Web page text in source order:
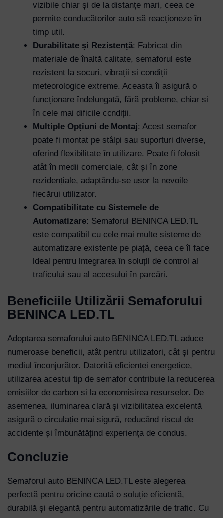
vizibile chiar și de la distanțe mari, ceea ce
permite conducătorilor auto să reacționeze în
timp util.
Durabilitate și Rezistență: Fabricat din
materiale de înaltă calitate, semaforul este
rezistent la șocuri, vibrații și condiții
meteorologice extreme. Aceasta îi asigură o
funcționare îndelungată, fără probleme, chiar și
în cele mai dificile condiții.
Multiple Opțiuni de Montaj: Acest semafor
poate fi montat pe stâlpi sau suporturi diverse,
oferind flexibilitate în utilizare. Poate fi folosit
atât în medii comerciale, cât și în zone
rezidențiale, adaptându-se ușor la nevoile
fiecărui utilizator.
Compatibilitate cu Sistemele de
Automatizare: Semaforul BENINCA LED.TL
este compatibil cu cele mai multe sisteme de
automatizare existente pe piață, ceea ce îl face
ideal pentru integrarea în soluții de control al
traficului sau al accesului în parcări.
Beneficiile Utilizării Semaforului
BENINCA LED.TL
Adoptarea semaforului auto BENINCA LED.TL aduce
numeroase beneficii, atât pentru utilizatori, cât și pentru
mediul înconjurător. Datorită eficienței energetice,
utilizarea acestui tip de semafor contribuie la reducerea
emisiilor de carbon și la economisirea resurselor. De
asemenea, iluminarea clară și vizibilitatea excelentă
asigură o circulație mai sigură, reducând riscul de
accidente și îmbunătățind experiența de condus.
Concluzie
Semaforul auto BENINCA LED.TL este alegerea
perfectă pentru oricine caută o soluție eficientă,
durabilă și elegantă pentru automatizările de trafic. Cu
Username or Email Address
Password
Lost your password?